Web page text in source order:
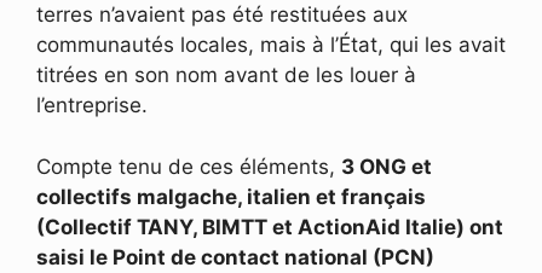
terres n’avaient pas été restituées aux
communautés locales, mais à l’État, qui les avait
titrées en son nom avant de les louer à
l’entreprise.
Compte tenu de ces éléments, 3 ONG et
collectifs malgache, italien et français
(Collectif TANY, BIMTT et ActionAid Italie) ont
saisi le Point de contact national (PCN)